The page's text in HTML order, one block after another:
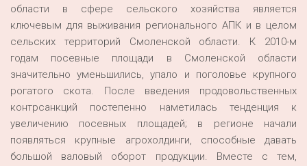
области в сфере сельского хозяйства является
ключевым для выживания регионального АПК и в целом
сельских территорий Смоленской области. К 2010-м
годам посевные площади в Смоленской области
значительно уменьшились, упало и поголовье крупного
рогатого скота. После введения продовольственных
контрсанкций постепенно наметилась тенденция к
увеличению посевных площадей; в регионе начали
появляться крупные агрохолдинги, способные давать
большой валовый оборот продукции. Вместе с тем,